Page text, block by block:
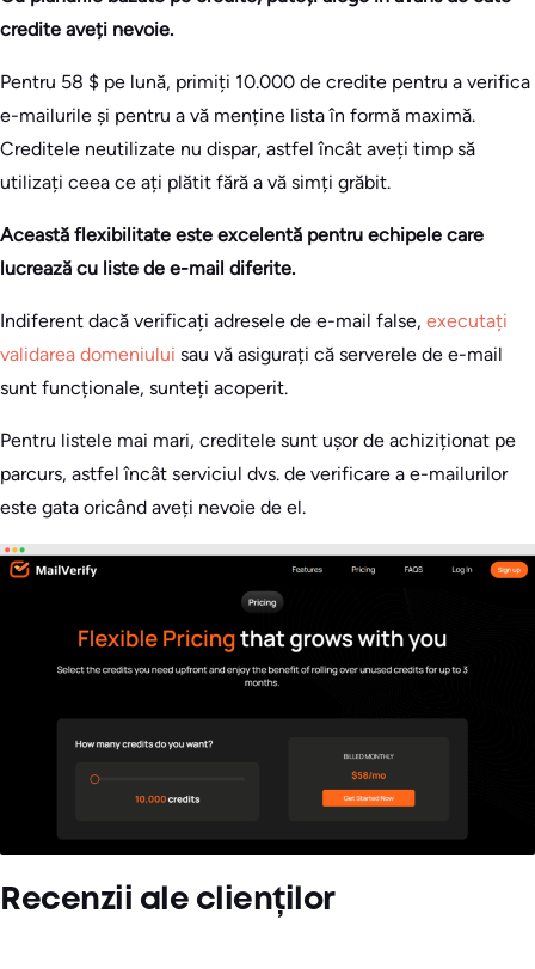
credite aveți nevoie.
Pentru 58 $ pe lună, primiți 10.000 de credite pentru a verifica
e-mailurile și pentru a vă menține lista în formă maximă.
Creditele neutilizate nu dispar, astfel încât aveți timp să
utilizați ceea ce ați plătit fără a vă simți grăbit.
Această flexibilitate este excelentă pentru echipele care
lucrează cu liste de e-mail diferite.
Indiferent dacă verificați adresele de e-mail false, executați
validarea domeniului sau vă asigurați că serverele de e-mail
sunt funcționale, sunteți acoperit.
Pentru listele mai mari, creditele sunt ușor de achiziționat pe
parcurs, astfel încât serviciul dvs. de verificare a e-mailurilor
este gata oricând aveți nevoie de el.
Recenzii ale clienților